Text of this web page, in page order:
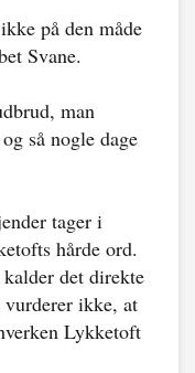
på den måde
Svane.
man
så nogle dage
tager i
hårde ord.
det direkte
ikke, at
Lykketoft